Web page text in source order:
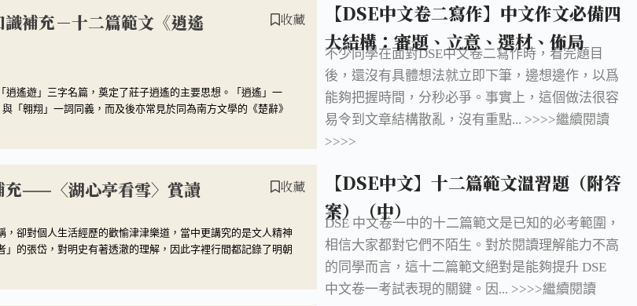
識補充－十二篇範文《逍遙
收藏
逍遙遊」三字名篇，奠定了莊子逍遙的主要思想。「逍遙」一
「翱翔」一詞同義，而及後亦常見於同為南方文學的《楚辭》
充——〈湖心亭看雪〉賞讀 收藏
，卻對個人生活經歷的歡愉津津樂道，當中更講究的是文人精神
」的張岱，對明史有著透澈的理解，因此字裡行間都記錄了明朝
【DSE中文卷二寫作】中文作文必備四
大結構：審題、立意、選材、佈局
不少同學在面對DSE中文卷二寫作時，看完題目
後，還沒有具體想法就立即下筆，邊想邊作，以爲
能夠把握時間，分秒必爭。事實上，這個做法很容
易令到文章結構散亂，沒有重點... >>>>繼續閱讀
>>>>
【DSE中文】十二篇範文溫習題（附答
案）（中）
DSE 中文卷一中的十二篇範文是已知的必考範圍，
相信大家都對它們不陌生。對於閱讀理解能力不高
的同學而言，這十二篇範文絕對是能夠提升 DSE
中文卷一考試表現的關鍵。因... >>>>繼續閱讀